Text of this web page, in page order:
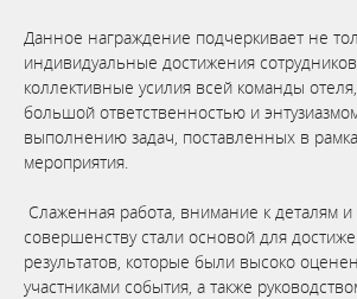
Данное награждение подчеркивает не
индивидуальные достижения
коллективные усилия всей команды
большой ответственностью и
выполнению задач, поставленных в
мероприятия.
Слаженная работа, внимание к деталям
совершенству стали основой для
результатов, которые были высоко
участниками события, а также